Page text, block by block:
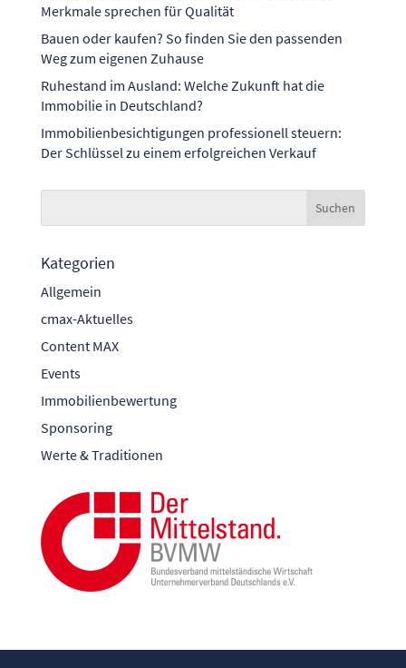
Merkmale sprechen für Qualität
Bauen oder kaufen? So finden Sie den passenden
Weg zum eigenen Zuhause
Ruhestand im Ausland: Welche Zukunft hat die
Immobilie in Deutschland?
Immobilienbesichtigungen professionell steuern:
Der Schlüssel zu einem erfolgreichen Verkauf
Kategorien
Allgemein
cmax-Aktuelles
Content MAX
Events
Immobilienbewertung
Sponsoring
Werte & Traditionen